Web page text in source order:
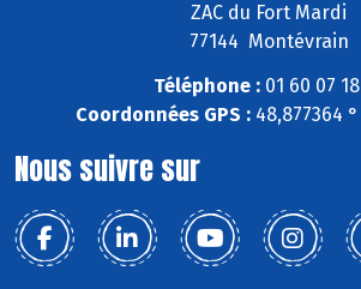
ZAC du Fort Mardi
77144 Montévrain
Téléphone :01 60 07
Coordonnées GPS : 48,877364
Nous suivre sur